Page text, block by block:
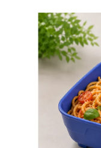
hvězdiček.